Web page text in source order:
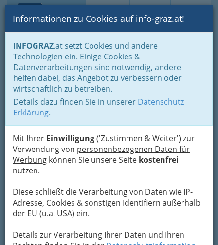
Suche Login Toggle
Informationen zu Cookies auf info-graz.at!
INFOGRAZ.at setzt Cookies und andere
Technologien ein. Einige Cookies &
Datenverarbeitungen sind notwendig, andere
helfen dabei, das Angebot zu verbessern oder
wirtschaftlich zu betreiben.
Details dazu finden Sie in unserer Datenschutz
Erklärung.
Mit Ihrer Einwilligung('Zustimmen & Weiter') zur
Verwendung von personenbezogenen Daten für
Werbung können Sie unsere Seite kostenfrei
nutzen.
Diese schließt die Verarbeitung von Daten wie IP-
Adresse, Cookies & sonstigen Identifiern außerhalb
der EU (u.a. USA) ein.
Details zur Verarbeitung Ihrer Daten und Ihren
Home Branchen
Einkaufen & Schenken - der Handel
Der Handel nach WKO-Gliederung
Lederwaren- u. Spielwaren- & Sportartikelhandel
Heidi Gotthardt
Albrechtgasse 4, 8010 Graz
+43 316 848 104
Gutschein
Karte
Kontaktaufnahme
Um die Info-Graz Firmen
bewahren, verwenden wir an dieser Stelle zur
Übermittlung Ihrer Nachricht ein sicheres